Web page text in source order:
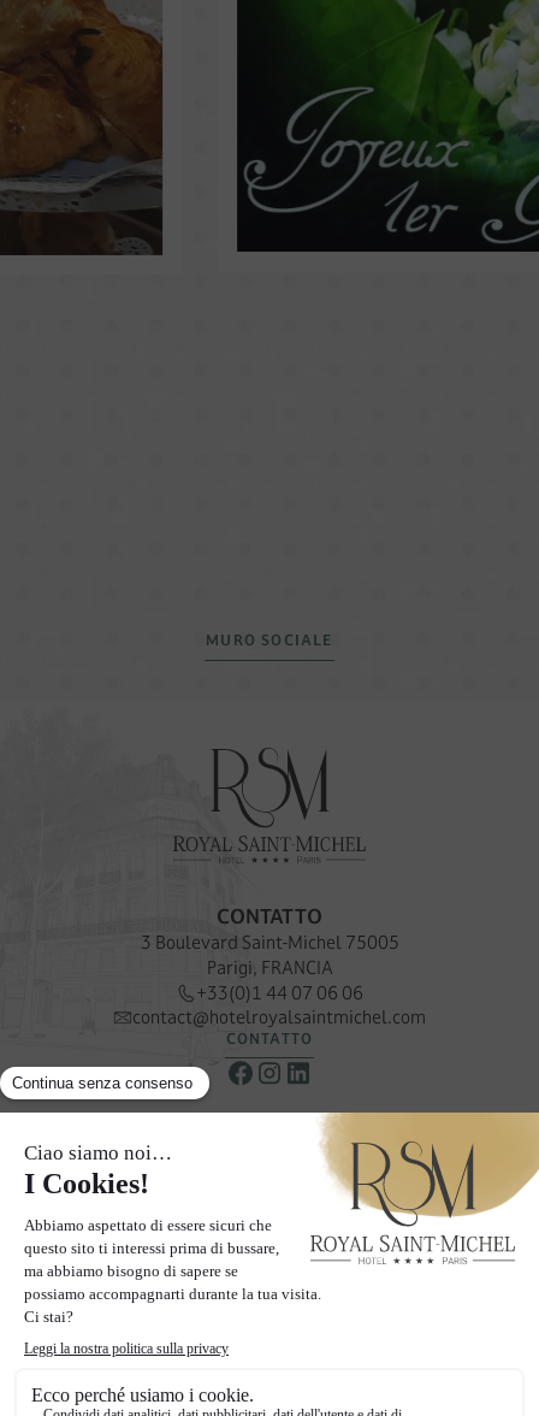
MURO SOCIALE
CONTATTO
3 Boulevard Saint-Michel 75005
Parigi, FRANCIA
+33(0)1 44 07 06 06
contact@hotelroyalsaintmichel.com
CONTATTO
NEWSLETTER
Ricevere le nostre offerte e promozioni speciali
ISCRIVITI ALLA NOSTRA NEWSLETTER
LE PAGINE
Il nostro hotel
Blog